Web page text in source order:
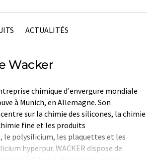
ACTUALITÉS
Wacker
chimique d'envergure mondiale
à Munich, en Allemagne. Son
sur la chimie des silicones, la chimie
fine et les produits
le polysilicium, les plaquettes et les
hyperpur. WACKER dispose de